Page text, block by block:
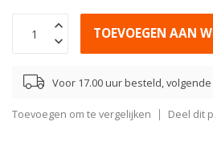
TOEVOEGEN AAN
Voor 17.00 uur besteld,
Toevoegen om te vergelijken Deel dit